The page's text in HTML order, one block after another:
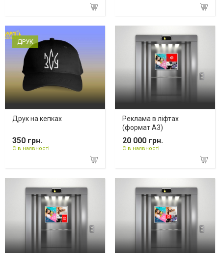
ДРУК
Друк на кепках
350 грн.
Є в наявності
Реклама в ліфтах
(формат А3)
20 000 грн.
Є в наявності